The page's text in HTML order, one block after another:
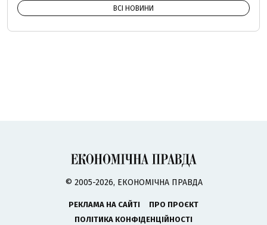
ВСІ НОВИНИ
© 2005-2026, ЕКОНОМІЧНА ПРАВДА
РЕКЛАМА НА САЙТІ
ПРО ПРОЄКТ
ПОЛІТИКА КОНФІДЕНЦІЙНОСТІ